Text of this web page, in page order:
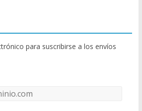
para suscribirse a los envíos